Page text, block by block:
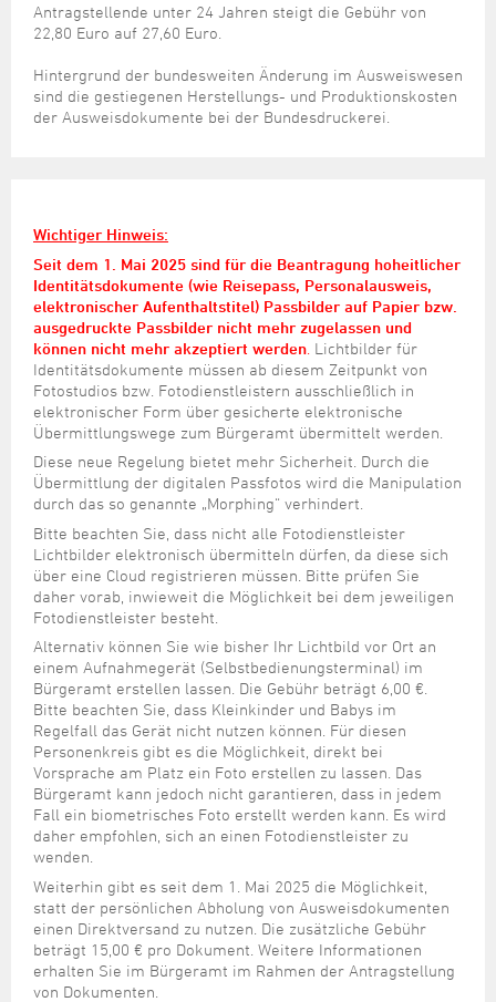
Antragstellende unter 24 Jahren steigt die Gebühr von
22,80 Euro auf 27,60 Euro.
Hintergrund der bundesweiten Änderung im Ausweiswesen
sind die gestiegenen Herstellungs- und Produktionskosten
der Ausweisdokumente bei der Bundesdruckerei.
Wichtiger Hinweis:
Seit dem 1. Mai 2025 sind für die Beantragung hoheitlicher
Identitätsdokumente (wie Reisepass, Personalausweis,
elektronischer Aufenthaltstitel) Passbilder auf Papier bzw.
ausgedruckte Passbilder nicht mehr zugelassen und
können nicht mehr akzeptiert werden Lichtbilder für
Identitätsdokumente müssen ab diesem Zeitpunkt von
Fotostudios bzw. Fotodienstleistern ausschließlich in
elektronischer Form über gesicherte elektronische
Übermittlungswege zum Bürgeramt übermittelt werden.
Diese neue Regelung bietet mehr Sicherheit. Durch die
Übermittlung der digitalen Passfotos wird die Manipulation
durch das so genannte „Morphing“ verhindert.
Bitte beachten Sie, dass nicht alle Fotodienstleister
Lichtbilder elektronisch übermitteln dürfen, da diese sich
über eine Cloud registrieren müssen. Bitte prüfen Sie
daher vorab, inwieweit die Möglichkeit bei dem jeweiligen
Fotodienstleister besteht.
Alternativ können Sie wie bisher Ihr Lichtbild vor Ort an
einem Aufnahmegerät (Selbstbedienungsterminal) im
Bürgeramt erstellen lassen. Die Gebühr beträgt 6,00 €.
Bitte beachten Sie, dass Kleinkinder und Babys im
Regelfall das Gerät nicht nutzen können. Für diesen
Personenkreis gibt es die Möglichkeit, direkt bei
Vorsprache am Platz ein Foto erstellen zu lassen. Das
Bürgeramt kann jedoch nicht garantieren, dass in jedem
Fall ein biometrisches Foto erstellt werden kann. Es wird
daher empfohlen, sich an einen Fotodienstleister zu
wenden.
Weiterhin gibt es seit dem 1. Mai 2025 die Möglichkeit,
statt der persönlichen Abholung von Ausweisdokumenten
einen Direktversand zu nutzen. Die zusätzliche Gebühr
beträgt 15,00 € pro Dokument. Weitere Informationen
erhalten Sie im Bürgeramt im Rahmen der Antragstellung
von Dokumenten.